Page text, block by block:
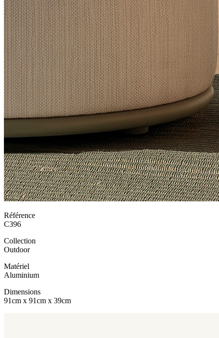
Référence
C396
Collection
Outdoor
Matériel
Aluminium
Dimensions
91cm x 91cm x 39cm